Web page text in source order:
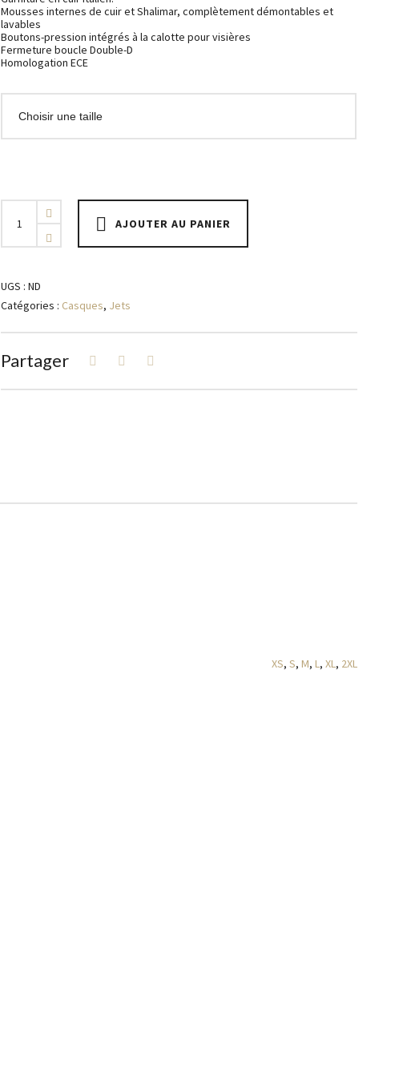
Mousses internes de cuir et Shalimar, complètement démontables et
lavables
Boutons-pression intégrés à la calotte pour visières
Fermeture boucle Double-D
Homologation ECE
Casque
DMD
ORO
quantity
AJOUTER AU PANIER
UGS :ND
Catégories : Casques, Jets
Partager
XS, S, M, L, XL, 2XL